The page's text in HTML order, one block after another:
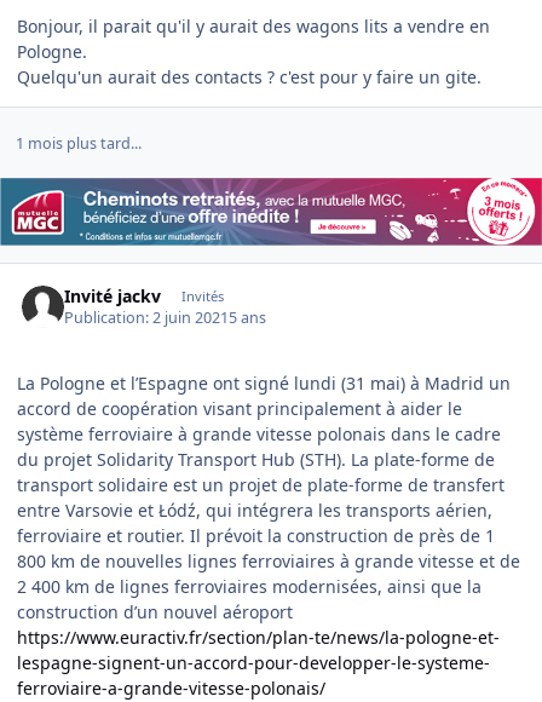
Bonjour, il parait qu'il y aurait des wagons lits a vendre en
Pologne.
Quelqu'un aurait des contacts ? c'est pour y faire un gite.
1 mois plus tard...
Invité jackv Invités
Publication:2 juin 20215 ans
La Pologne et l’Espagne ont signé lundi (31 mai) à Madrid un
accord de coopération visant principalement à aider le
système ferroviaire à grande vitesse polonais dans le cadre
du projet Solidarity Transport Hub (STH). La plate-forme de
transport solidaire est un projet de plate-forme de transfert
entre Varsovie et Łódź, qui intégrera les transports aérien,
ferroviaire et routier. Il prévoit la construction de près de 1
800 km de nouvelles lignes ferroviaires à grande vitesse et de
2 400 km de lignes ferroviaires modernisées, ainsi que la
construction d’un nouvel aéroport
https://www.euractiv.fr/section/plan-te/news/la-pologne-et-
lespagne-signent-un-accord-pour-developper-le-systeme-
ferroviaire-a-grande-vitesse-polonais/